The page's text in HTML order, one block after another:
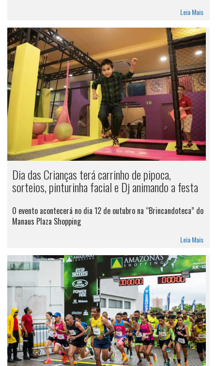
Leia Mais
Dia das Crianças terá carrinho de pipoca,
sorteios, pinturinha facial e Dj animando a festa
O evento acontecerá no dia 12 de outubro na “Brincandoteca” do
Manaus Plaza Shopping
Leia Mais